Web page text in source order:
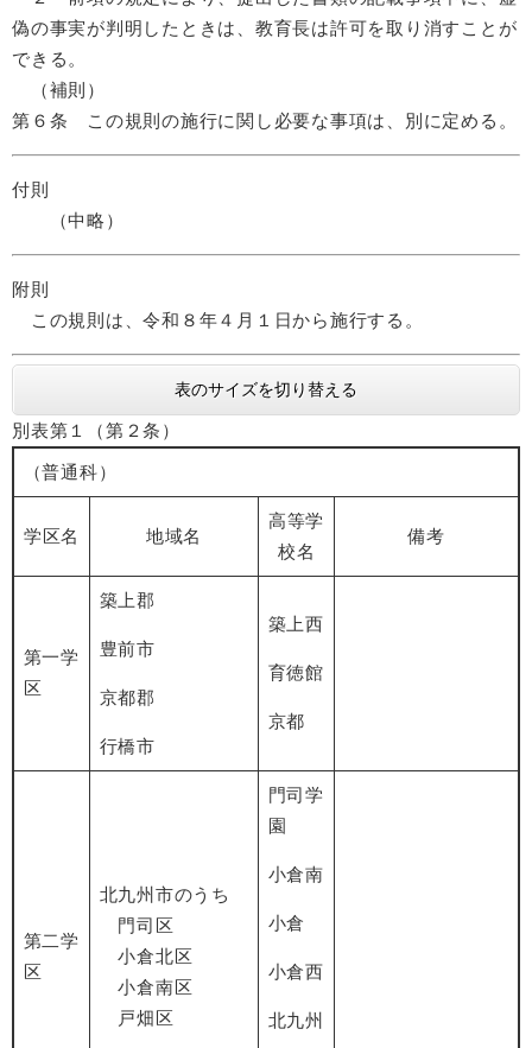
偽の事実が判明したときは、教育長は許可を取り消すことが
できる。
（補則）
第６条 この規則の施行に関し必要な事項は、別に定める。
付則
（中略）
附則
この規則は、令和８年４月１日から施行する。
表のサイズを切り替える
別表第１（第２条）
（普通科）
学区名 地域名
高等学
校名
備考
第一学
区
築上郡
豊前市
京都郡
行橋市
築上西
育徳館
京都
第二学
区
北九州市のうち
門司区
小倉北区
小倉南区
戸畑区
門司学
園
小倉南
小倉
小倉西
北九州